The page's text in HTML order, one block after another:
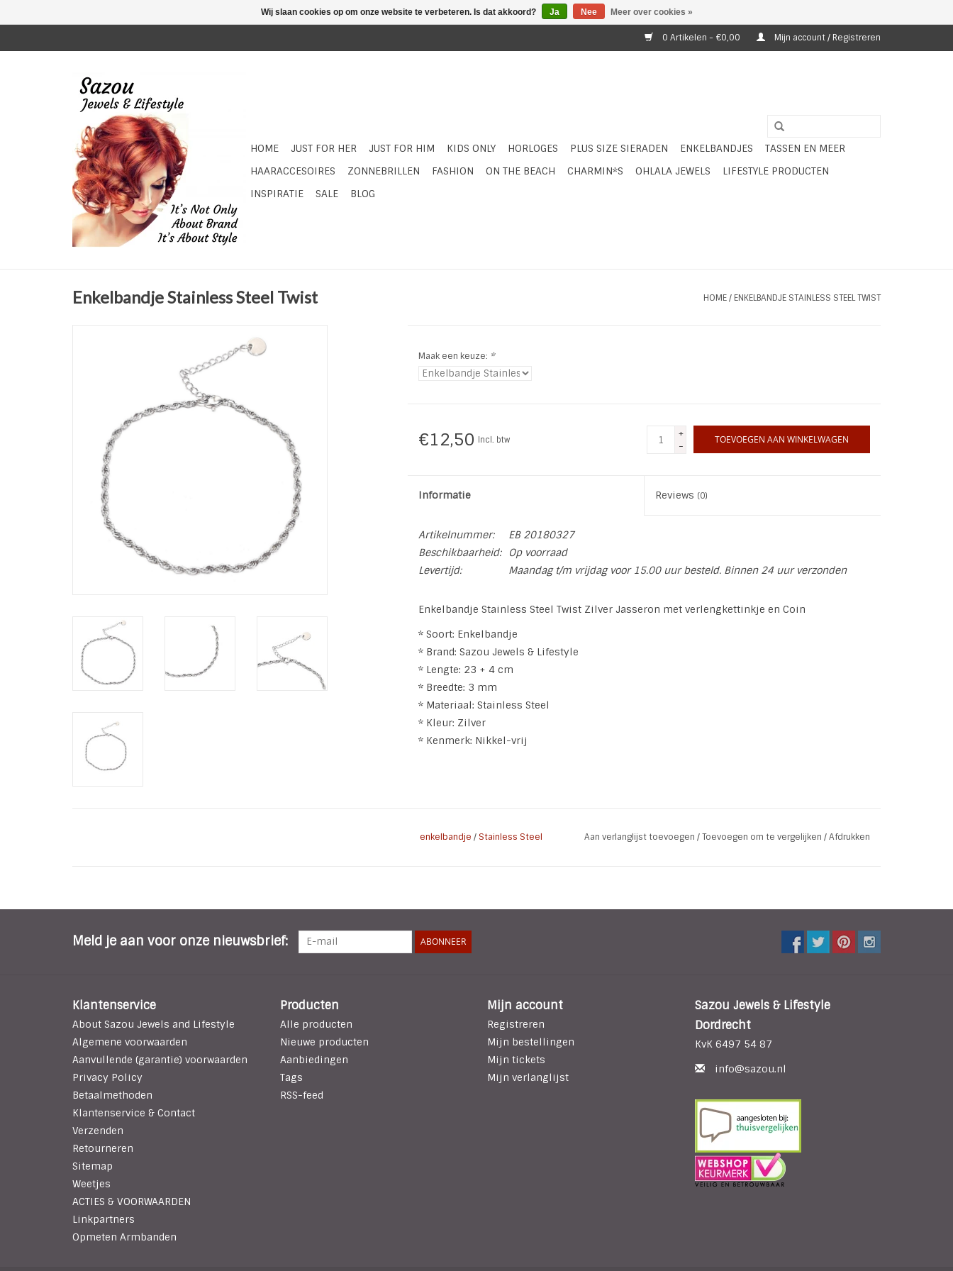
0 Artikelen - €0,00 Mijn account / Registreren
HOME JUST FOR HER JUST FOR HIM KIDS ONLY HORLOGES PLUS SIZE SIERADEN ENKELBANDJES
TASSEN EN MEER
HAARACCESOIRES
ZONNEBRILLEN FASHION ON THE BEACH CHARMIN*S OHLALA JEWELS
LIFESTYLE PRODUCTEN
INSPIRATIE
SALE BLOG
Enkelbandje Stainless Steel Twist HOME/ ENKELBANDJE STAINLESS STEEL TWIST
Maak een keuze: *
€12,50 Incl. btw
+
-
TOEVOEGEN AAN WINKELWAGEN
Informatie Reviews (0)
Artikelnummer:
EB 20180327
Beschikbaarheid:
Op voorraad
Levertijd:
Maandag t/m vrijdag voor 15.00 uur besteld. Binnen 24 uur verzonden
Enkelbandje Stainless Steel Twist Zilver Jasseron met verlengkettinkje en Coin
* Soort: Enkelbandje
* Brand: Sazou Jewels & Lifestyle
* Lengte: 23 + 4 cm
* Breedte: 3 mm
* Materiaal: Stainless Steel
* Kleur: Zilver
* Kenmerk: Nikkel-vrij
enkelbandje / Stainless Steel Aan verlanglijst toevoegen /Toevoegen om te vergelijken /Afdrukken
Meld je aan voor onze nieuwsbrief: ABONNEER
Klantenservice
About Sazou Jewels and Lifestyle
Algemene voorwaarden
Aanvullende (garantie) voorwaarden
Privacy Policy
Betaalmethoden
Klantenservice & Contact
Verzenden
Retourneren
Sitemap
Weetjes
ACTIES & VOORWAARDEN
Linkpartners
Opmeten Armbanden
Producten
Alle producten
Nieuwe producten
Aanbiedingen
Tags
RSS-feed
Mijn account
Registreren
Mijn bestellingen
Mijn tickets
Mijn verlanglijst
Sazou Jewels & Lifestyle
Dordrecht
KvK 6497 54 87
info@sazou.nl
Wij slaan cookies op om onze website te verbeteren. Is dat akkoord? Ja Nee Meer over cookies »